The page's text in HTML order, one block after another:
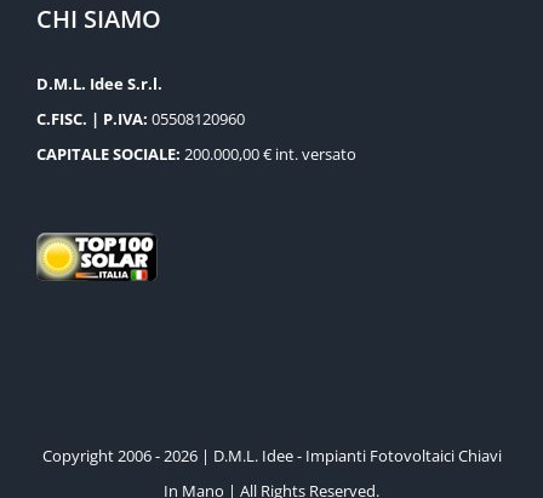
CHI SIAMO
D.M.L. Idee S.r.l.
C.FISC. | P.IVA: 05508120960
CAPITALE SOCIALE: 200.000,00 € int. versato
Copyright 2006 - 2026 | D.M.L. Idee - Impianti Fotovoltaici Chiavi
In Mano | All Rights Reserved.